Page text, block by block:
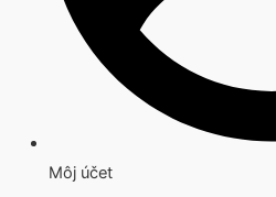
Môj účet